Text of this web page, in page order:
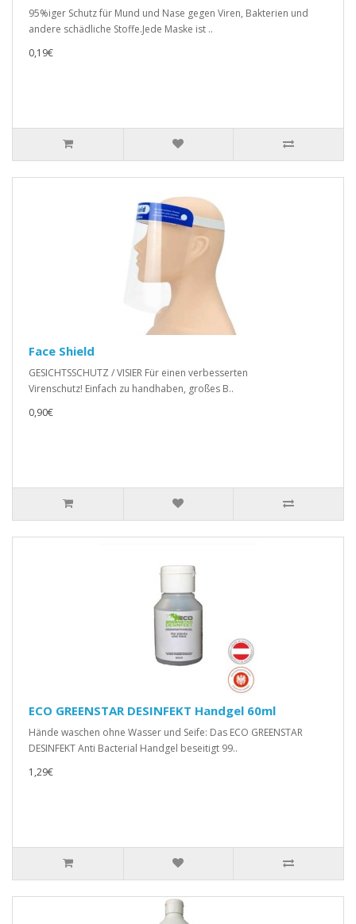
95%iger Schutz für Mund und Nase gegen Viren, Bakterien und
andere schädliche Stoffe.Jede Maske ist ..
0,19€
Face Shield
GESICHTSSCHUTZ / VISIER Für einen verbesserten
Virenschutz! Einfach zu handhaben, großes B..
0,90€
ECO GREENSTAR DESINFEKT Handgel 60ml
Hände waschen ohne Wasser und Seife: Das ECO GREENSTAR
DESINFEKT Anti Bacterial Handgel beseitigt 99..
1,29€